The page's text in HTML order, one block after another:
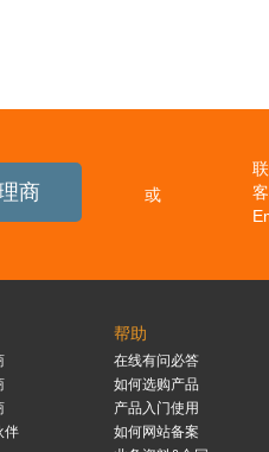
商 或
伴
帮助
在线有问必答
如何选购产品
产品入门使用
如何网站备案